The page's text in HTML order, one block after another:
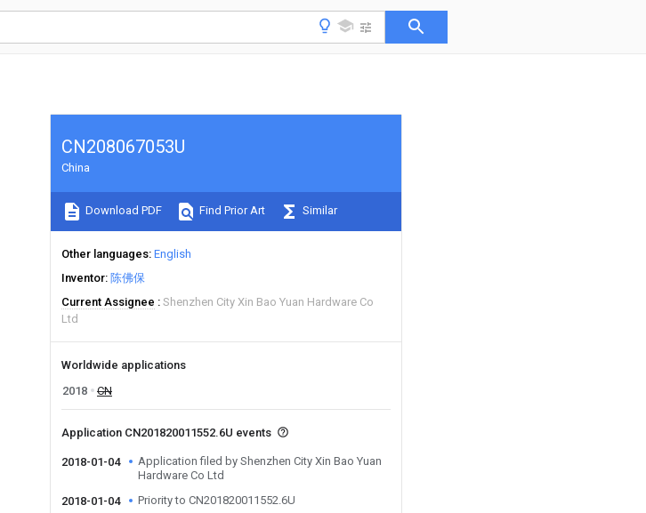
CN208067053U
China
Download PDF Find Prior Art Similar
Other languages English
Inventor 陈佛保
Current Assignee
Shenzhen City Xin Bao Yuan Hardware Co
Ltd
Worldwide applications
2018
CN
Application CN201820011552.6U events
2018-01-04
Application filed by Shenzhen City Xin Bao Yuan
Hardware Co Ltd
2018-01-04
Priority to CN201820011552.6U